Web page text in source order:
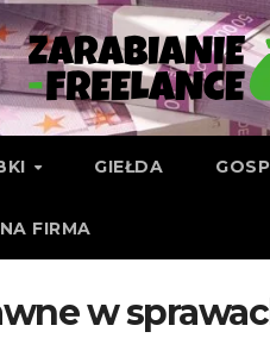
GIEŁDA
FIRMA
w